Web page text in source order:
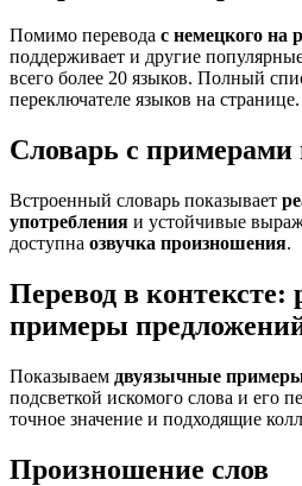
Помимо перевода с немецкого на
поддерживает и другие
всего более 20 языков. Полный
переключателе языков на странице.
Словарь с примерами
Встроенный словарь показывает
употребления и устойчивые
доступна озвучка произношения.
Перевод в контексте:
примеры
Показываем двуязычные
подсветкой искомого слова и его
точное значение и подходящие
Произношение слов